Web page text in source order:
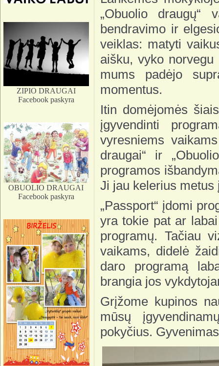
ZIPIO DRAUGAI
Facebook paskyra
OBUOLIO DRAUGAI
Facebook paskyra
„Obuolio draugų“
bendravimo ir
veiklas: matyti
aišku, vyko norvegu
mums padėjo
momentus.
Itin domėjomės
įgyvendinti
vyresniems
draugai“ ir
programos
Ji jau kelerius
„Passport“ įdomi
yra tokie pat ar
programų. Tačiau
vaikams, didelė
daro programą
brangia jos
Grįžome kupinos
mūsų
pokyčius.